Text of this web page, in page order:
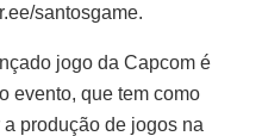
santosgame.
jogo da Capcom é
evento, que tem como
produção de jogos na